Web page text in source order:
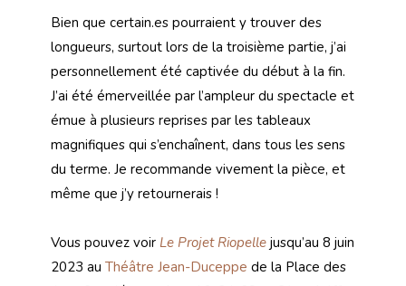
Bien que certain.es pourraient y trouver des
longueurs, surtout lors de la troisième partie, j’ai
personnellement été captivée du début à la fin.
J’ai été émerveillée par l’ampleur du spectacle et
émue à plusieurs reprises par les tableaux
magnifiques qui s’enchaînent, dans tous les sens
du terme. Je recommande vivement la pièce, et
même que j’y retournerais !
Vous pouvez voir Le Projet Riopelle jusqu’au 8 juin
2023 au Théâtre Jean-Duceppe de la Place des